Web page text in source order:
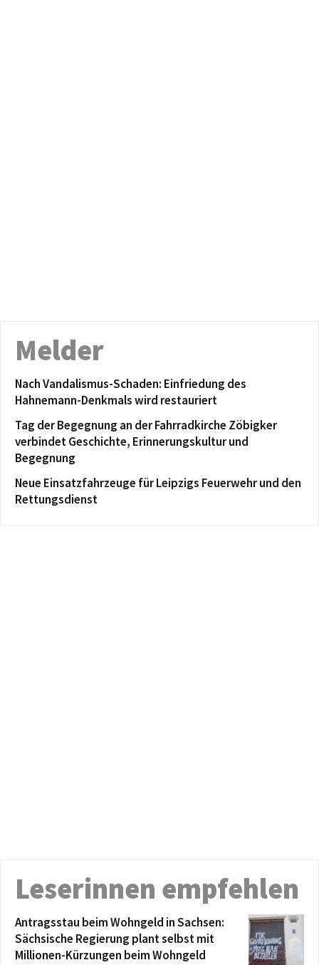
Melder
Nach Vandalismus-Schaden: Einfriedung des
Hahnemann-Denkmals wird restauriert
Tag der Begegnung an der Fahrradkirche Zöbigker
verbindet Geschichte, Erinnerungskultur und
Begegnung
Neue Einsatzfahrzeuge für Leipzigs Feuerwehr und den
Rettungsdienst
Leserinnen empfehlen
Antragsstau beim Wohngeld in Sachsen:
Sächsische Regierung plant selbst mit
Millionen-Kürzungen beim Wohngeld